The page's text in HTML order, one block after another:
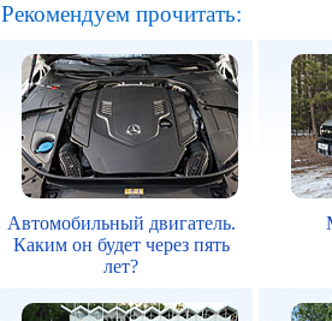
Рекомендуем прочитать:
Автомобильный двигатель.
Каким он будет через пять
лет?